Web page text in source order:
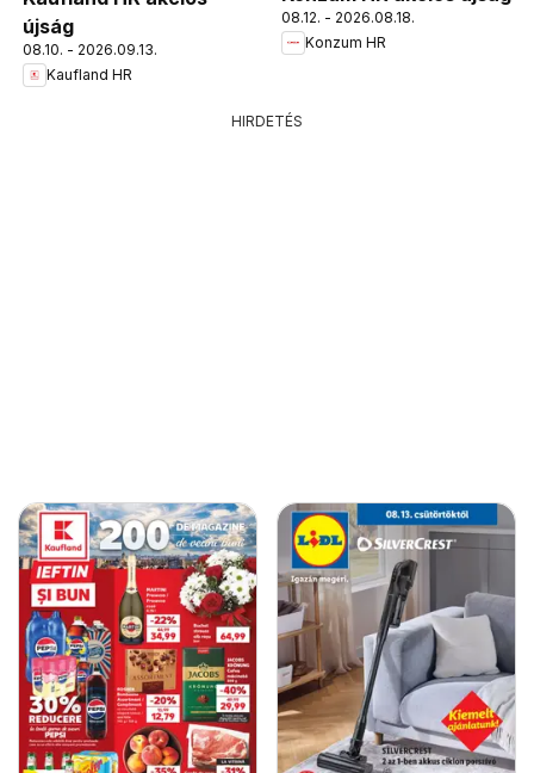
újság
08.10. - 2026.09.13.
Kaufland HR
08.12. - 2026.08.18.
Konzum HR
HIRDETÉS